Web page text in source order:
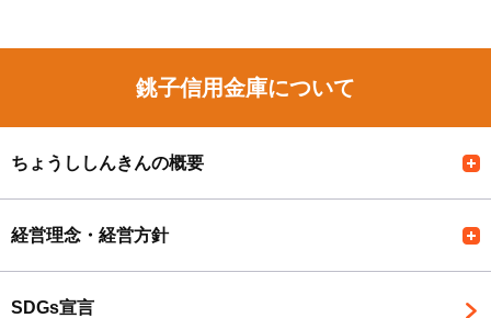
銚子信用金庫について
ちょうししんきんの概要
経営理念・経営方針
SDGs宣言